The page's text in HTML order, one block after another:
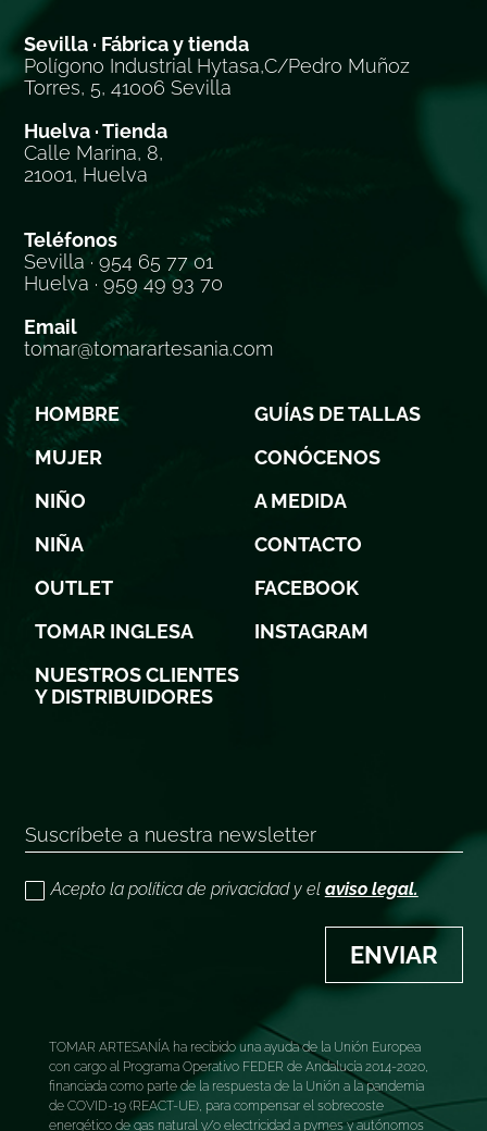
Sevilla · Fábrica y tienda
Polígono Industrial Hytasa,C/Pedro Muñoz
Torres, 5, 41006 Sevilla
Huelva · Tienda
Calle Marina, 8,
21001, Huelva
Teléfonos
Sevilla · 954 65 77 01
Huelva · 959 49 93 70
Email
tomar@tomarartesania.com
HOMBRE
MUJER
NIÑO
NIÑA
OUTLET
TOMAR INGLESA
NUESTROS CLIENTES
Y DISTRIBUIDORES
GUÍAS DE TALLAS
CONÓCENOS
A MEDIDA
CONTACTO
FACEBOOK
INSTAGRAM
Acepto la política de privacidad y el aviso legal.
ENVIAR
TOMAR ARTESANÍA ha recibido una ayuda de la Unión Europea
con cargo al Programa Operativo FEDER de Andalucía 2014-2020,
financiada como parte de la respuesta de la Unión a la pandemia
de COVID-19 (REACT-UE), para compensar el sobrecoste
energético de gas natural y/o electricidad a pymes y autónomos